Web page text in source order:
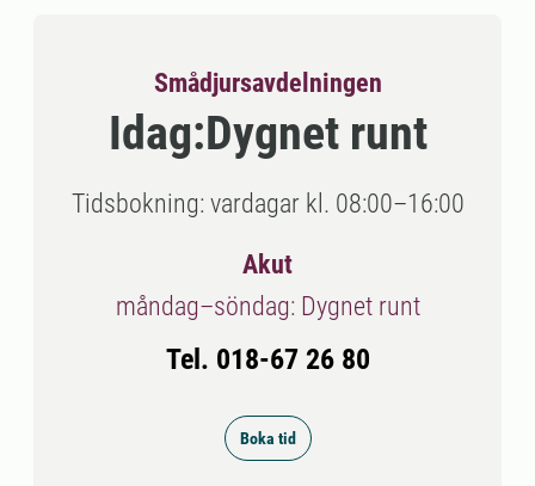
Smådjursavdelningen
Idag:Dygnet runt
Tidsbokning: vardagar kl. 08:00–16:00
Akut
måndag–söndag: Dygnet runt
Tel. 018-67 26 80
Boka tid